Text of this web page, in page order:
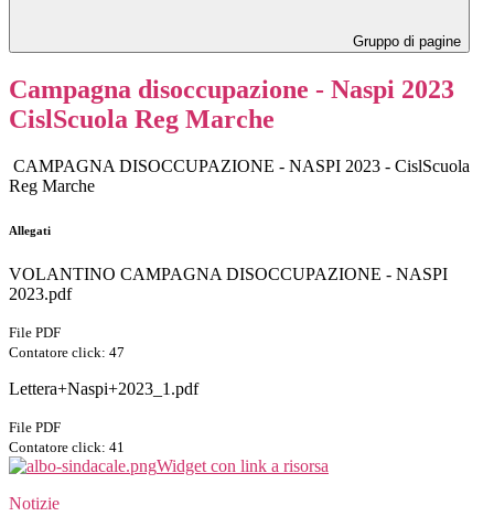
Gruppo di pagine
Campagna disoccupazione - Naspi 2023
CislScuola Reg Marche
CAMPAGNA DISOCCUPAZIONE - NASPI 2023 - CislScuola
Reg Marche
Allegati
VOLANTINO CAMPAGNA DISOCCUPAZIONE - NASPI
2023.pdf
File PDF
Contatore click: 47
Lettera+Naspi+2023_1.pdf
File PDF
Contatore click: 41
Widget con link a risorsa
Notizie